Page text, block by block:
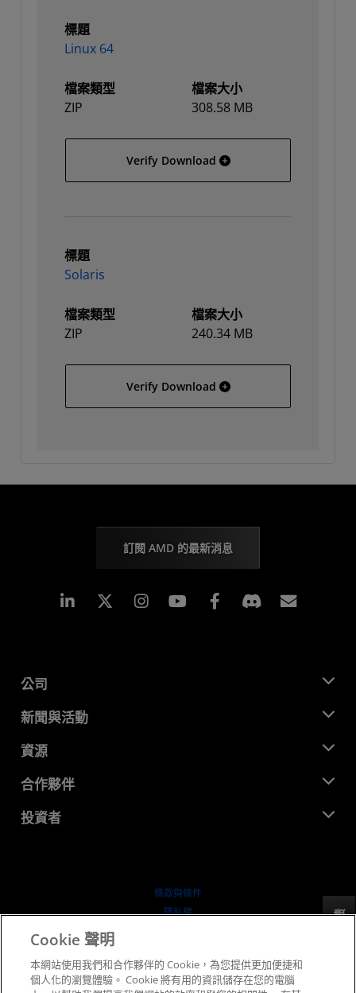
標題
Linux 64
檔案類型
ZIP
檔案大小
308.58 MB
Verify Download Linux 64
標題
Solaris
檔案類型
ZIP
檔案大小
240.34 MB
Verify Download Solaris
反馈
訂閱 AMD 的最新消息
Linkedin Instagram Facebook
公司
關於 AMD
企業責任
招聘
聯絡我們
新聞與活動
新聞室
媒體庫
資源
開發者中心
案例研究
合作夥伴
AMD 合作夥伴中心
投資者
條款與條件
隱私權
公平公開競爭
英國稅務策略
Cookie 聲明
本網站使用我們和合作夥伴的 Cookie，為您提供更加便捷和
個人化的瀏覽體驗。 Cookie 將有用的資訊儲存在您的電腦